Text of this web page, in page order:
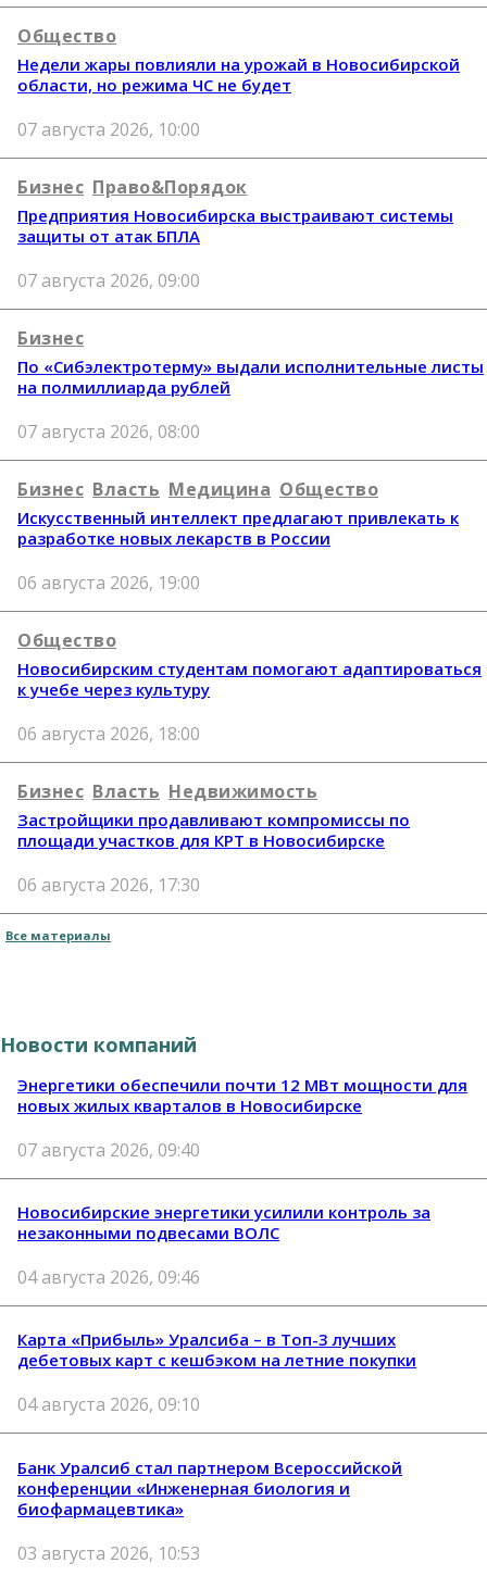
Общество
Недели жары повлияли на урожай в Новосибирской
области, но режима ЧС не будет
07 августа 2026, 10:00
Бизнес Право&Порядок
Предприятия Новосибирска выстраивают системы
защиты от атак БПЛА
07 августа 2026, 09:00
Бизнес
По «Сибэлектротерму» выдали исполнительные листы
на полмиллиарда рублей
07 августа 2026, 08:00
Бизнес Власть Медицина Общество
Искусственный интеллект предлагают привлекать к
разработке новых лекарств в России
06 августа 2026, 19:00
Общество
Новосибирским студентам помогают адаптироваться
к учебе через культуру
06 августа 2026, 18:00
Бизнес Власть Недвижимость
Застройщики продавливают компромиссы по
площади участков для КРТ в Новосибирске
06 августа 2026, 17:30
Все материалы
Новости компаний
Энергетики обеспечили почти 12 МВт мощности для
новых жилых кварталов в Новосибирске
07 августа 2026, 09:40
Новосибирские энергетики усилили контроль за
незаконными подвесами ВОЛС
04 августа 2026, 09:46
Карта «Прибыль» Уралсиба – в Топ-3 лучших
дебетовых карт с кешбэком на летние покупки
04 августа 2026, 09:10
Банк Уралсиб стал партнером Всероссийской
конференции «Инженерная биология и
биофармацевтика»
03 августа 2026, 10:53